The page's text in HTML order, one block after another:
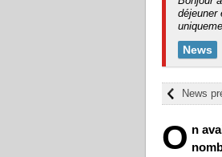
déjeuner
News
News
O n